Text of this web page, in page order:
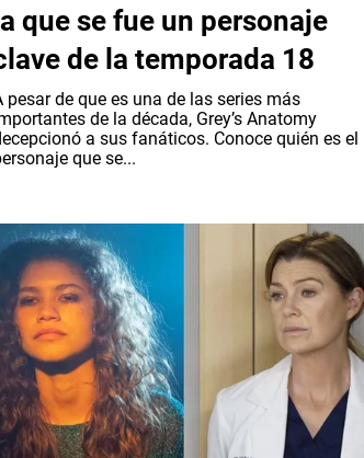
la que se fue un personaje
de la temporada 18
pesar de que es una de las series más
de la década, Grey’s Anatomy
a sus fanáticos. Conoce quién es el
que se...